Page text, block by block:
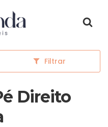
Filtrar
Direito